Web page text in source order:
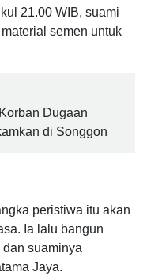
21.00 WIB, suami
semen untuk
Dugaan
di Songgon
peristiwa itu akan
Ia lalu bangun
suaminya
Jaya.